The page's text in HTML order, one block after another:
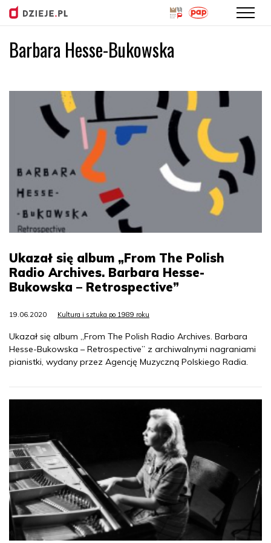
Przejdź
do
Barbara Hesse-Bukowska
Ukazał się album „From The Polish
Radio Archives. Barbara Hesse-
Bukowska – Retrospective”
19.06.2020 Kultura i sztuka po 1989 roku
Ukazał się album „From The Polish Radio Archives. Barbara
Hesse-Bukowska – Retrospective” z archiwalnymi nagraniami
pianistki, wydany przez Agencję Muzyczną Polskiego Radia.